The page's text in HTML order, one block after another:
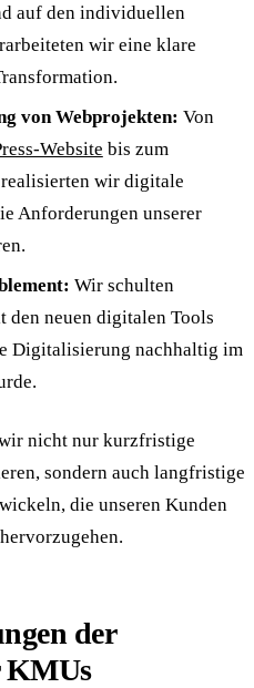
auf den individuellen
wir eine klare
von Webprojekten: Von
Website bis zum
wir digitale
Anforderungen unserer
Wir schulten
neuen digitalen Tools
Digitalisierung nachhaltig im
nicht nur kurzfristige
sondern auch langfristige
die unseren Kunden
der
KMUs